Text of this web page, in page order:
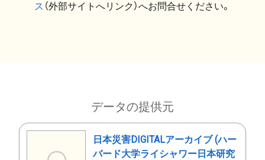
ス （外部サイトへリンク）へお問合せください。
データの提供元
日本災害DIGITALアーカイブ (ハー
バード大学ライシャワー日本研究